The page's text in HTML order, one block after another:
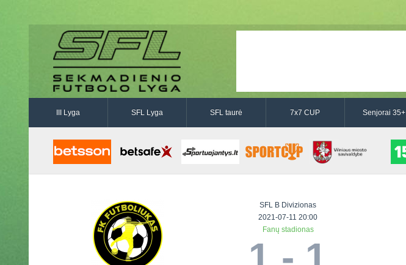
III Lyga SFL Lyga SFL taurė 7x7 CUP Senjorai 35+
SFL B Divizionas
2021-07-11 20:00
Fanų stadionas